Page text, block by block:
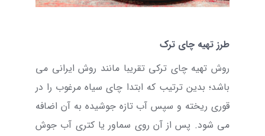
طرز تهیه چای ترک
روش تهیه چای ترکی تقریبا مانند روش ایرانی می
باشد؛ بدین ترتیب که ابتدا چای سیاه مرغوب را در
قوری ریخته و سپس آب تازه جوشیده به آن اضافه
می شود. پس از آن روی سماور یا کتری آب جوش